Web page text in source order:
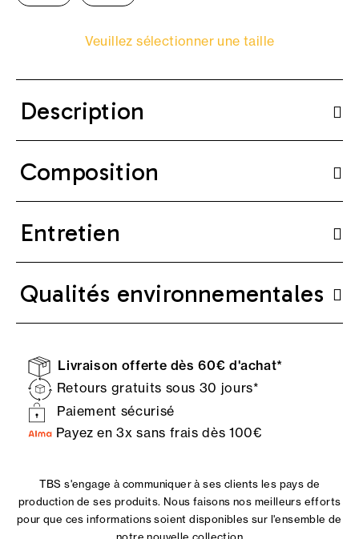
Veuillez sélectionner une taille
Description
Composition
Entretien
Qualités environnementales
Livraison offerte dès 60€ d'achat*
Retours gratuits sous 30 jours*
Paiement sécurisé
Payez en 3x sans frais dès 100€
TBS s'engage à communiquer à ses clients les pays de
production de ses produits. Nous faisons nos meilleurs efforts
pour que ces informations soient disponibles sur l'ensemble de
notre nouvelle collection